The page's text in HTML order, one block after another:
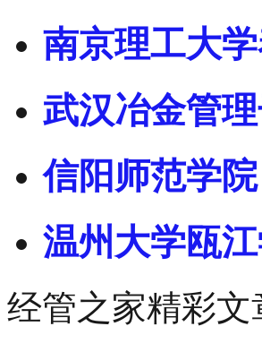
南京理工大
武汉冶金管
信阳师范学院
温州大学瓯
经管之家精彩文